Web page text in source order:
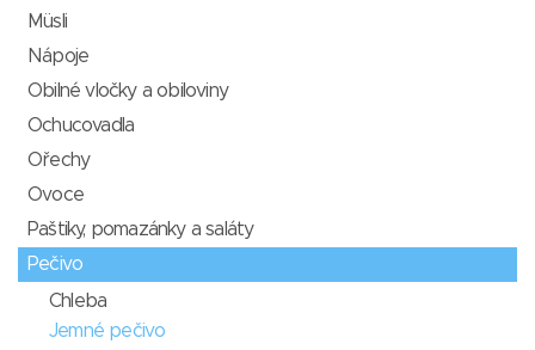
Müsli
Nápoje
Obilné vločky a obiloviny
Ochucovadla
Ořechy
Ovoce
Paštiky, pomazánky a saláty
Pečivo
Chleba
Jemné pečivo